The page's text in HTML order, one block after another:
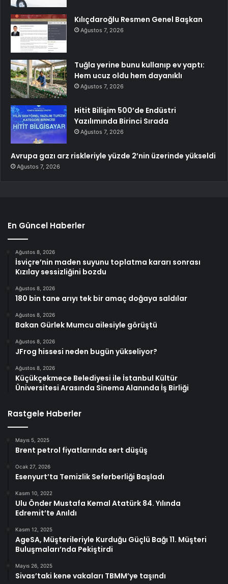
Kılıçdaroğlu Resmen Genel Başkan
Ağustos 7, 2026
Tuğla yerine bunu kullanıp ev yaptı:
Hem ucuz oldu hem dayanıklı
Ağustos 7, 2026
Hitit Bilişim 500’de Endüstri
Yazılımında Birinci Sırada
Ağustos 7, 2026
Avrupa gazı arz riskleriyle yüzde 2’nin üzerinde yükseldi
Ağustos 7, 2026
En Güncel Haberler
Ağustos 8, 2026
İsviçre’nin maden suyunu toplatma kararı sonrası
Kızılay sessizliğini bozdu
Ağustos 8, 2026
180 bin tane arıyı tek bir amaç doğaya saldılar
Ağustos 8, 2026
Bakan Gürlek Mumcu ailesiyle görüştü
Ağustos 8, 2026
JFrog hissesi neden bugün yükseliyor?
Ağustos 8, 2026
Küçükçekmece Belediyesi ile İstanbul Kültür
Üniversitesi Arasında Sinema Alanında İş Birliği
Rastgele Haberler
Mayıs 5, 2025
Brent petrol fiyatlarında sert düşüş
Ocak 27, 2026
Esenyurt’ta Temizlik Seferberliği Başladı
Kasım 10, 2022
Ulu Önder Mustafa Kemal Atatürk 84. Yılında
Edremit’te Anıldı
Kasım 12, 2025
AgeSA, Müşterileriyle Kurduğu Güçlü Bağı 11. Müşteri
Buluşmaları’nda Pekiştirdi
Mayıs 26, 2025
Sivas’taki kene vakaları TBMM’ye taşındı